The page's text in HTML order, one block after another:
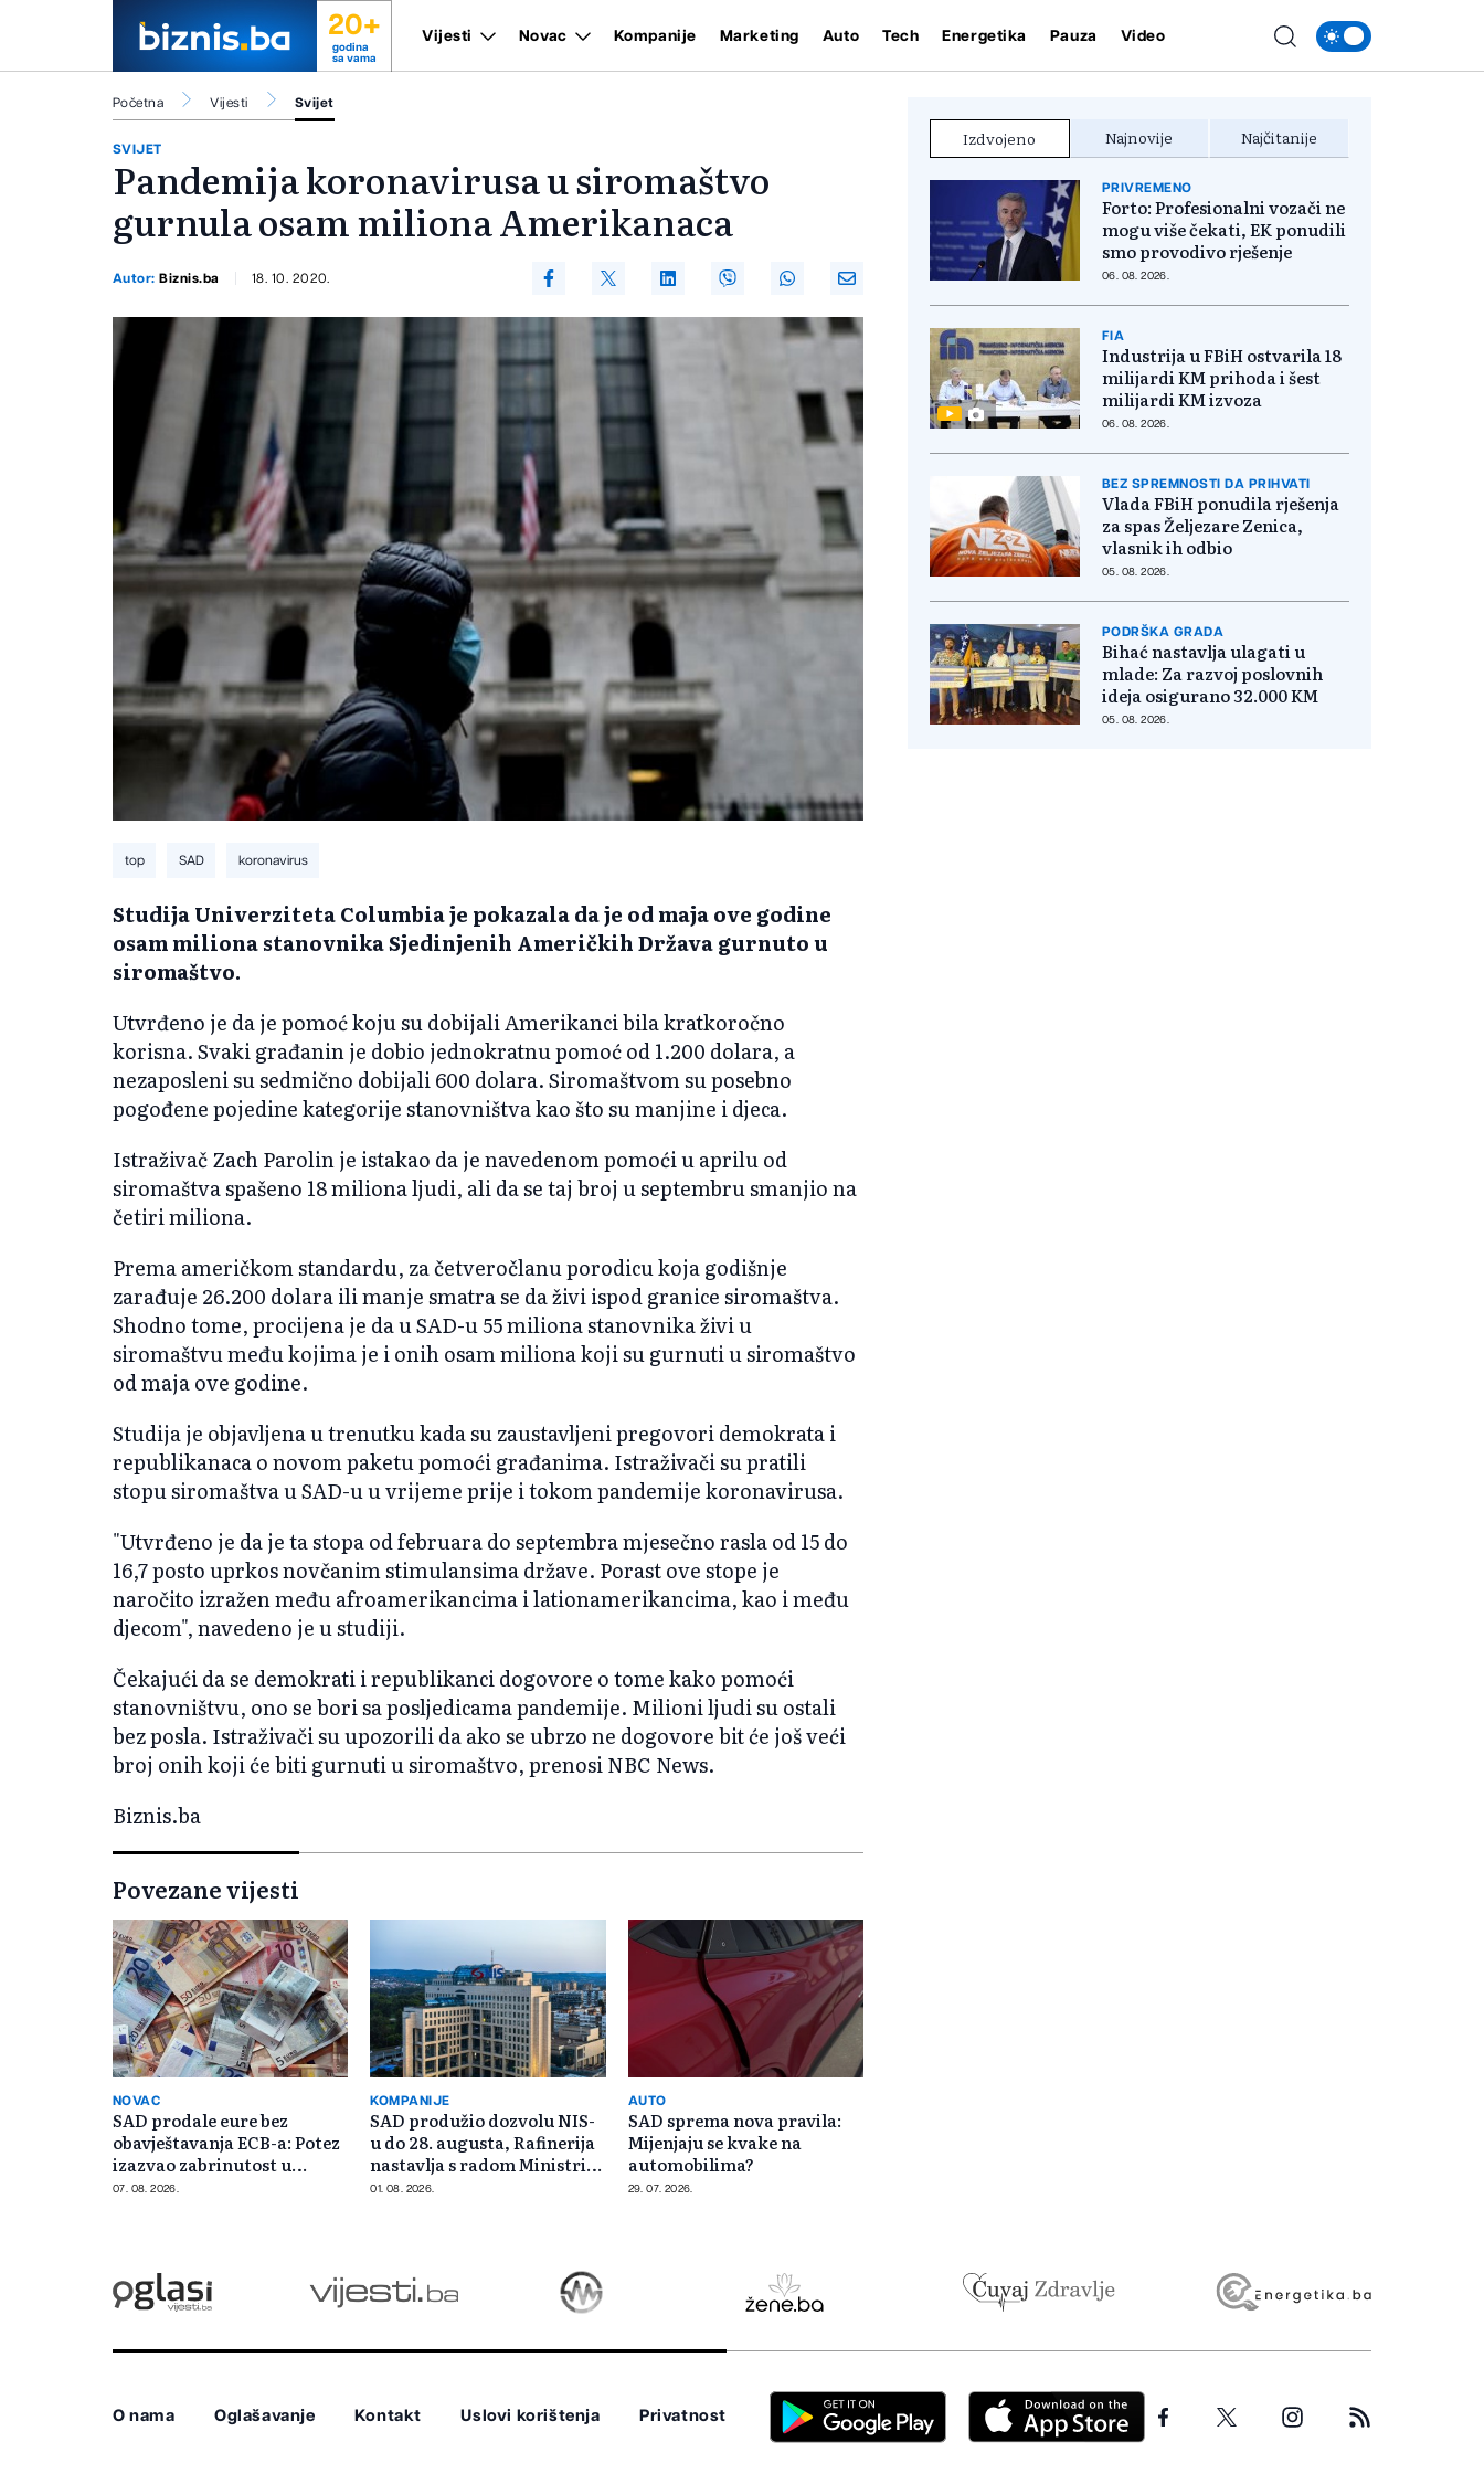
20+
godina
sa vama
Vijesti Novac Kompanije Marketing Auto Tech Energetika Pauza Video
Početna Vijesti Svijet
SVIJET
Pandemija koronavirusa u siromaštvo
gurnula osam miliona Amerikanaca
Autor:Biznis.ba 18. 10. 2020.
top SAD koronavirus
Studija Univerziteta Columbia je pokazala da je od maja ove godine
osam miliona stanovnika Sjedinjenih Američkih Država gurnuto u
siromaštvo.
Utvrđeno je da je pomoć koju su dobijali Amerikanci bila kratkoročno
korisna. Svaki građanin je dobio jednokratnu pomoć od 1.200 dolara, a
nezaposleni su sedmično dobijali 600 dolara. Siromaštvom su posebno
pogođene pojedine kategorije stanovništva kao što su manjine i djeca.
Istraživač Zach Parolin je istakao da je navedenom pomoći u aprilu od
siromaštva spašeno 18 miliona ljudi, ali da se taj broj u septembru smanjio na
četiri miliona.
Prema američkom standardu, za četveročlanu porodicu koja godišnje
zarađuje 26.200 dolara ili manje smatra se da živi ispod granice siromaštva.
Shodno tome, procijena je da u SAD-u 55 miliona stanovnika živi u
siromaštvu među kojima je i onih osam miliona koji su gurnuti u siromaštvo
od maja ove godine.
Studija je objavljena u trenutku kada su zaustavljeni pregovori demokrata i
republikanaca o novom paketu pomoći građanima. Istraživači su pratili
stopu siromaštva u SAD-u u vrijeme prije i tokom pandemije koronavirusa.
"Utvrđeno je da je ta stopa od februara do septembra mjesečno rasla od 15 do
16,7 posto uprkos novčanim stimulansima države. Porast ove stope je
naročito izražen među afroamerikancima i lationamerikancima, kao i među
djecom", navedeno je u studiji.
Čekajući da se demokrati i republikanci dogovore o tome kako pomoći
stanovništvu, ono se bori sa posljedicama pandemije. Milioni ljudi su ostali
bez posla. Istraživači su upozorili da ako se ubrzo ne dogovore bit će još veći
broj onih koji će biti gurnuti u siromaštvo, prenosi NBC News.
Biznis.ba
Povezane vijesti
NOVAC
SAD prodale eure bez
obavještavanja ECB-a: Potez
izazvao zabrinutost u
Evropi
07. 08. 2026.
KOMPANIJE
SAD produžio dozvolu NIS-
u do 28. augusta, Rafinerija
nastavlja s radom Ministrica
rudarstva i e
01. 08. 2026.
AUTO
SAD sprema nova pravila:
Mijenjaju se kvake na
automobilima?
29. 07. 2026.
Izdvojeno Najnovije Najčitanije
PRIVREMENO
Forto: Profesionalni vozači ne
mogu više čekati, EK ponudili
smo provodivo rješenje
06. 08. 2026.
FIA
Industrija u FBiH ostvarila 18
milijardi KM prihoda i šest
milijardi KM izvoza
06. 08. 2026.
BEZ SPREMNOSTI DA PRIHVATI
Vlada FBiH ponudila rješenja
za spas Željezare Zenica,
vlasnik ih odbio
05. 08. 2026.
PODRŠKA GRADA
Bihać nastavlja ulagati u
mlade: Za razvoj poslovnih
ideja osigurano 32.000 KM
05. 08. 2026.
O nama Oglašavanje Kontakt Uslovi korištenja Privatnost